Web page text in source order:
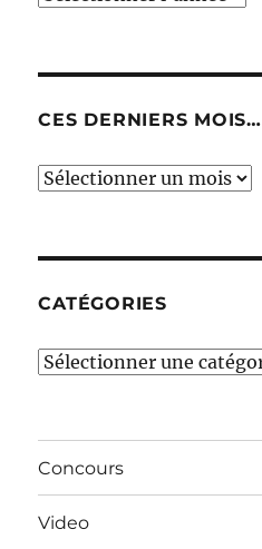
CES DERNIERS MOIS…
Ces
CATÉGORIES
Catégories
Concours
Video